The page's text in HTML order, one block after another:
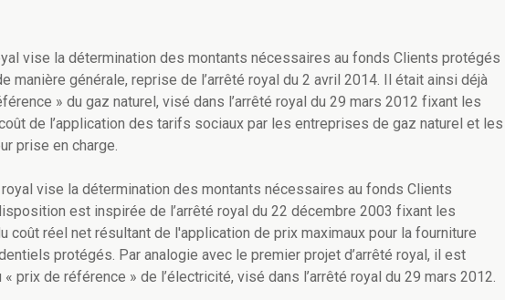
vise la détermination des montants nécessaires au fonds Clients protégés
manière générale, reprise de l’arrêté royal du 2 avril 2014. Il était ainsi déjà
» du gaz naturel, visé dans l’arrêté royal du 29 mars 2012 fixant les
de l’application des tarifs sociaux par les entreprises de gaz naturel et les
prise en charge.
royal vise la détermination des montants nécessaires au fonds Clients
est inspirée de l’arrêté royal du 22 décembre 2003 fixant les
coût réel net résultant de l'application de prix maximaux pour la fourniture
protégés. Par analogie avec le premier projet d’arrêté royal, il est
prix de référence » de l’électricité, visé dans l’arrêté royal du 29 mars 2012.